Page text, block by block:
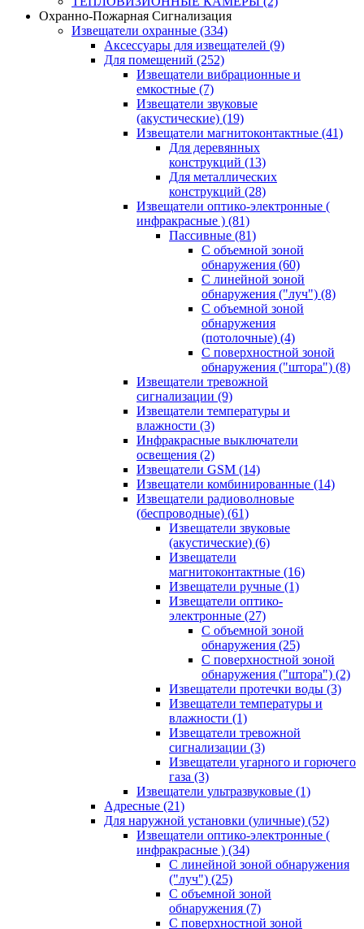
Охранно-Пожарная Сигнализация
Извещатели охранные (334)
Аксессуары для извещателей (9)
Для помещений (252)
Извещатели вибрационные и
емкостные (7)
Извещатели звуковые
(акустические) (19)
Извещатели магнитоконтактные (41)
Для деревянных
конструкций (13)
Для металлических
конструкций (28)
Извещатели оптико-электронные (
инфракрасные ) (81)
Пассивные (81)
С объемной зоной
обнаружения (60)
С линейной зоной
обнаружения ("луч") (8)
С объемной зоной
обнаружения
(потолочные) (4)
С поверхностной зоной
обнаружения ("штора") (8)
Извещатели тревожной
сигнализации (9)
Извещатели температуры и
влажности (3)
Инфракрасные выключатели
освещения (2)
Извещатели GSM (14)
Извещатели комбинированные (14)
Извещатели радиоволновые
(беспроводные) (61)
Извещатели звуковые
(акустические) (6)
Извещатели
магнитоконтактные (16)
Извещатели ручные (1)
Извещатели оптико-
электронные (27)
С объемной зоной
обнаружения (25)
С поверхностной зоной
обнаружения ("штора") (2)
Извещатели протечки воды (3)
Извещатели температуры и
влажности (1)
Извещатели тревожной
сигнализации (3)
Извещатели угарного и горючего
газа (3)
Извещатели ультразвуковые (1)
Адресные (21)
Для наружной установки (уличные) (52)
Извещатели оптико-электронные (
инфракрасные ) (34)
С линейной зоной обнаружения
("луч") (25)
С объемной зоной
обнаружения (7)
С поверхностной зоной